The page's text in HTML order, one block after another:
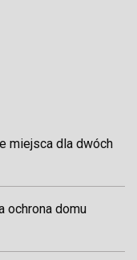
miejsca dla dwóch
ochrona domu